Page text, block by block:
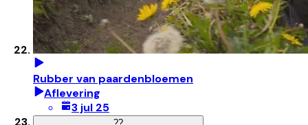
Rubber van paardenbloemen
Aflevering
3 jul 25
??